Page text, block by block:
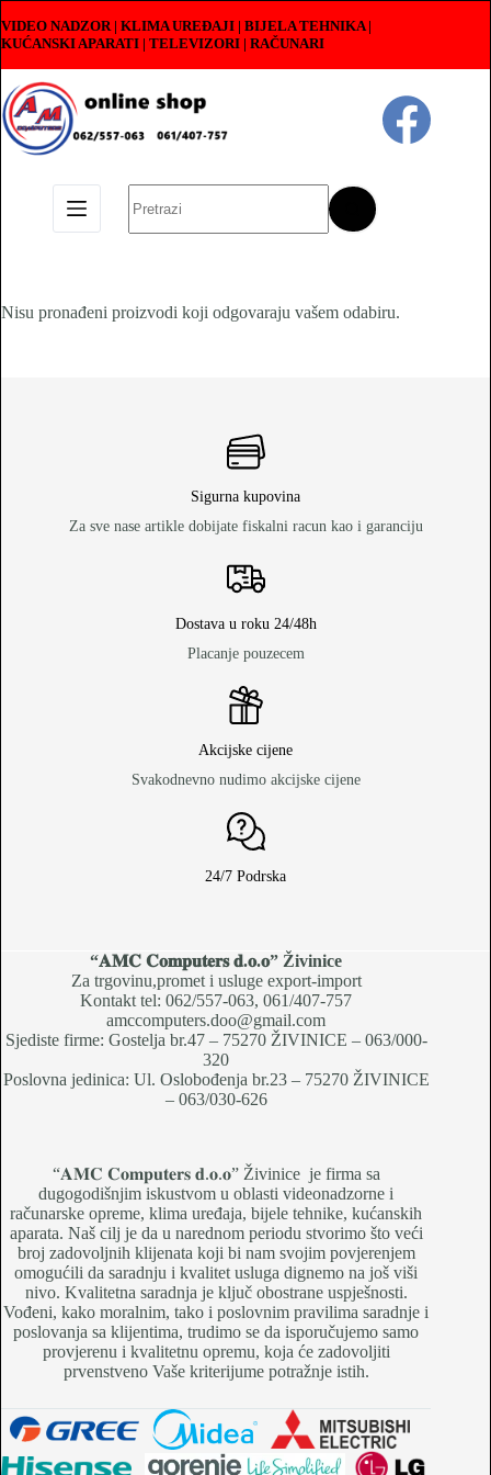
to
content
VIDEO NADZOR | KLIMA UREĐAJI | BIJELA TEHNIKA |
KUĆANSKI APARATI | TELEVIZORI | RAČUNARI
results
Nisu pronađeni proizvodi koji odgovaraju vašem odabiru.
Sigurna kupovina
Za sve nase artikle dobijate fiskalni racun kao i garanciju
Dostava u roku 24/48h
Placanje pouzecem
Akcijske cijene
Svakodnevno nudimo akcijske cijene
24/7 Podrska
“𝐀𝐌𝐂 𝐂𝐨𝐦𝐩𝐮𝐭𝐞𝐫𝐬 𝐝.𝐨.𝐨” Živinice
Za trgovinu,promet i usluge export-import
Kontakt tel: 062/557-063, 061/407-757
amccomputers.doo@gmail.com
Sjediste firme: Gostelja br.47 – 75270 ŽIVINICE – 063/000-
320
Poslovna jedinica: Ul. Oslobođenja br.23 – 75270 ŽIVINICE
– 063/030-626
“𝐀𝐌𝐂 𝐂𝐨𝐦𝐩𝐮𝐭𝐞𝐫𝐬 𝐝.𝐨.𝐨” Živinice je firma sa
dugogodišnjim iskustvom u oblasti videonadzorne i
računarske opreme, klima uređaja, bijele tehnike, kućanskih
aparata. Naš cilj je da u narednom periodu stvorimo što veći
broj zadovoljnih klijenata koji bi nam svojim povjerenjem
omogućili da saradnju i kvalitet usluga dignemo na još viši
nivo. Kvalitetna saradnja je ključ obostrane uspješnosti.
Vođeni, kako moralnim, tako i poslovnim pravilima saradnje i
poslovanja sa klijentima, trudimo se da isporučujemo samo
provjerenu i kvalitetnu opremu, koja će zadovoljiti
prvenstveno Vaše kriterijume potražnje istih.